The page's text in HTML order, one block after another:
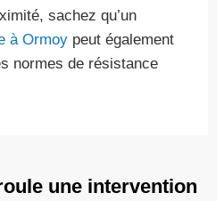
sachez qu’un
à Ormoy peut également
normes de résistance
une intervention